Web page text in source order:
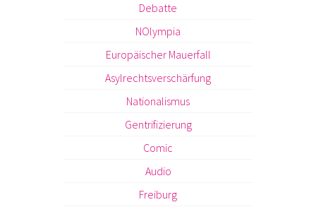
Debatte
NOlympia
Europäischer Mauerfall
Asylrechtsverschärfung
Nationalismus
Gentrifizierung
Comic
Audio
Freiburg